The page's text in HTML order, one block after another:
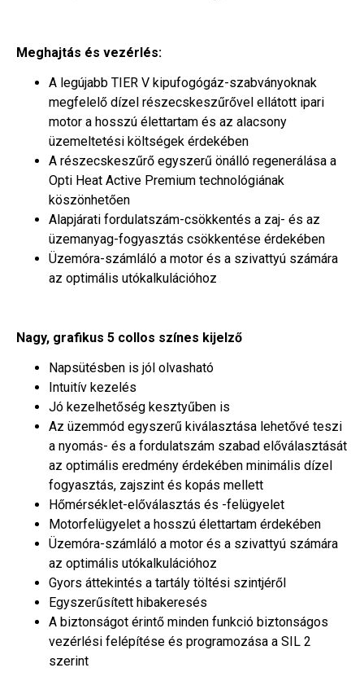
Meghajtás és vezérlés:
A legújabb TIER V kipufogógáz-szabványoknak
megfelelő dízel részecskeszűrővel ellátott ipari
motor a hosszú élettartam és az alacsony
üzemeltetési költségek érdekében
A részecskeszűrő egyszerű önálló regenerálása a
Opti Heat Active Premium technológiának
köszönhetően
Alapjárati fordulatszám-csökkentés a zaj- és az
üzemanyag-fogyasztás csökkentése érdekében
Üzemóra-számláló a motor és a szivattyú számára
az optimális utókalkulációhoz
Nagy, grafikus 5 collos színes kijelző
Napsütésben is jól olvasható
Intuitív kezelés
Jó kezelhetőség kesztyűben is
Az üzemmód egyszerű kiválasztása lehetővé teszi
a nyomás- és a fordulatszám szabad előválasztását
az optimális eredmény érdekében minimális dízel
fogyasztás, zajszint és kopás mellett
Hőmérséklet-előválasztás és -felügyelet
Motorfelügyelet a hosszú élettartam érdekében
Üzemóra-számláló a motor és a szivattyú számára
az optimális utókalkulációhoz
Gyors áttekintés a tartály töltési szintjéről
Egyszerűsített hibakeresés
A biztonságot érintő minden funkció biztonságos
vezérlési felépítése és programozása a SIL 2
szerint